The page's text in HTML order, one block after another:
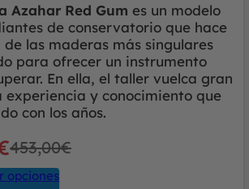
Azahar Red Gum es un modelo
de conservatorio que hace
de las maderas más singulares
para ofrecer un instrumento
En ella, el taller vuelca gran
experiencia y conocimiento que
con los años.
453,00€
opciones
buen ritmo, te damos un5%
DESCUENTO
nuestra política de privacidad .